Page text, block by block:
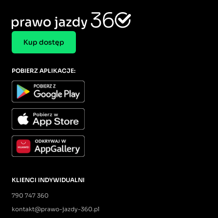
Kup dostęp
KLIENCI INDYWIDUALNI
790 747 360
kontakt@prawo-jazdy-360.pl
POBIERZ APLIKACJE: